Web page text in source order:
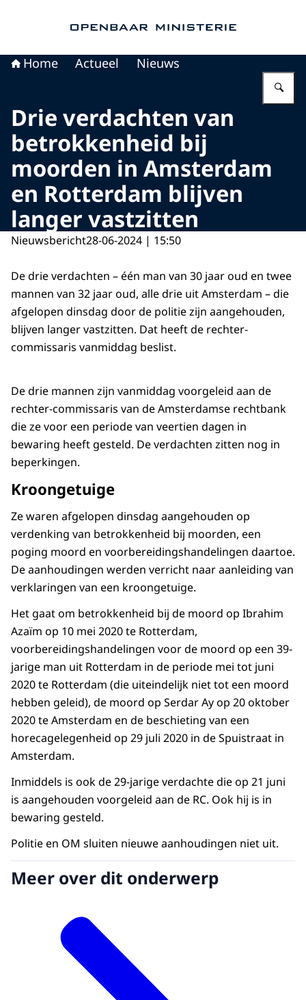
Home Actueel Nieuws
Drie verdachten van
betrokkenheid bij
moorden in Amsterdam
en Rotterdam blijven
langer vastzitten
Nieuwsbericht28-06-2024 | 15:50
De drie verdachten – één man van 30 jaar oud en twee
mannen van 32 jaar oud, alle drie uit Amsterdam – die
afgelopen dinsdag door de politie zijn aangehouden,
blijven langer vastzitten. Dat heeft de rechter-
commissaris vanmiddag beslist.
De drie mannen zijn vanmiddag voorgeleid aan de
rechter-commissaris van de Amsterdamse rechtbank
die ze voor een periode van veertien dagen in
bewaring heeft gesteld. De verdachten zitten nog in
beperkingen.
Kroongetuige
Ze waren afgelopen dinsdag aangehouden op
verdenking van betrokkenheid bij moorden, een
poging moord en voorbereidingshandelingen daartoe.
De aanhoudingen werden verricht naar aanleiding van
verklaringen van een kroongetuige.
Het gaat om betrokkenheid bij de moord op Ibrahim
Azaïm op 10 mei 2020 te Rotterdam,
voorbereidingshandelingen voor de moord op een 39-
jarige man uit Rotterdam in de periode mei tot juni
2020 te Rotterdam (die uiteindelijk niet tot een moord
hebben geleid), de moord op Serdar Ay op 20 oktober
2020 te Amsterdam en de beschieting van een
horecagelegenheid op 29 juli 2020 in de Spuistraat in
Amsterdam.
Inmiddels is ook de 29-jarige verdachte die op 21 juni
is aangehouden voorgeleid aan de RC. Ook hij is in
bewaring gesteld.
Politie en OM sluiten nieuwe aanhoudingen niet uit.
Meer over dit onderwerp